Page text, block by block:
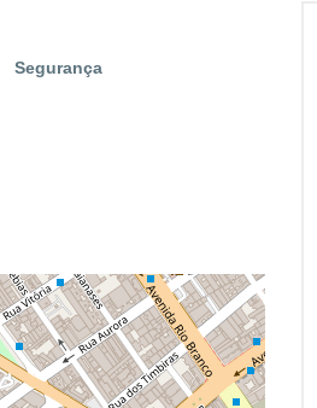
Segurança